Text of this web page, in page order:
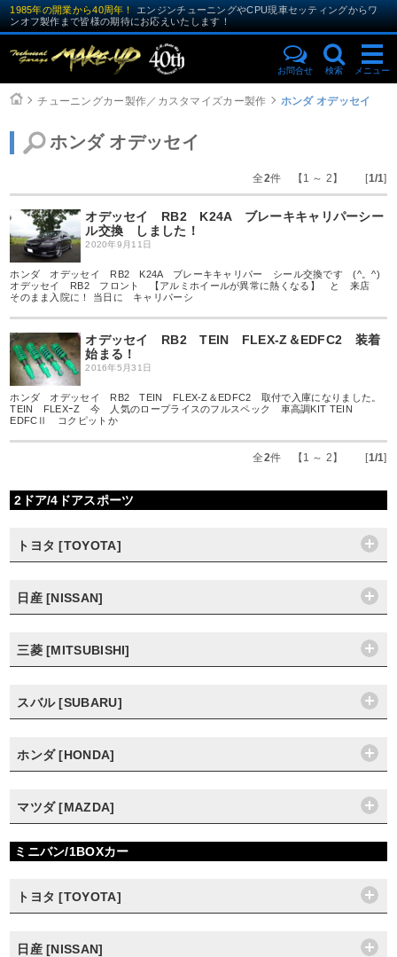
1985年の開業から40周年！
エンジンチューニングやCPU現車セッティングからワ
ンオフ製作まで皆様の期待にお応えいたします！
お問合せ 検索 メニュー
チューニングカー製作／カスタマイズカー製作 ホンダ オデッセイ
ホンダ オデッセイ
全2件 【1 ～ 2】 [1/1]
オデッセイ RB2 K24A ブレーキキャリパーシー
ル交換 しました！
2020年9月11日
ホンダ オデッセイ RB2 K24A ブレーキキャリパー シール交換です (^。^)
オデッセイ RB2 フロント 【アルミホイールが異常に熱くなる】 と 来店
そのまま入院に！ 当日に キャリパーシ
オデッセイ RB2 TEIN FLEX-Z＆EDFC2 装着
始まる！
2016年5月31日
ホンダ オデッセイ RB2 TEIN FLEX-Z＆EDFC2 取付で入庫になりました。
TEIN FLEXｰZ 今 人気のロープライスのフルスペック 車高調KIT TEIN
EDFCⅡ コクピットか
全2件 【1 ～ 2】 [1/1]
2ドア/4ドアスポーツ
トヨタ [TOYOTA]
日産 [NISSAN]
三菱 [MITSUBISHI]
スバル [SUBARU]
ホンダ [HONDA]
マツダ [MAZDA]
ミニバン/1BOXカー
トヨタ [TOYOTA]
日産 [NISSAN]